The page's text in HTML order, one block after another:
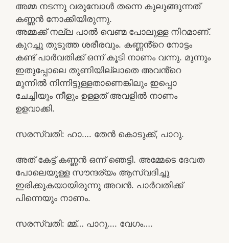
അമ്മ നടന്നു വരുമ്പോൾ തന്നെ കുലുങ്ങുന്നത്
കണ്ണൻ നോക്കിയിരുന്നു.
അമ്മക്ക് നല്ല പാൽ വെണ്മ പോലുള്ള നിറമാണ്.
കുറച്ചു തുടുത്ത ശരീരവും. കണ്ണൻ്റെ നോട്ടം
കണ്ട് പാർവതിക്ക് ഒന്ന് കൂടി നാണം വന്നു. മുന്നും
ഇതുപ്പോലെ തുണിയില്ലാതെ അവൻ്റെ
മുന്നിൽ നിന്നിട്ടുള്ളതാണെങ്കിലും ഇപ്പൊ
ചേച്ചിയും നീളും ഉള്ളത് അവളിൽ നാണം
ഉളവാക്കി.
സരസ്വതി: ഹാ…. തേൻ കൊടുക്ക്, പാറു.
അത് കേട്ട് കണ്ണൻ ഒന്ന് ഞെട്ടി. അമ്മേടെ ദേവത
പോലെയുള്ള സൗന്ദര്യം ആസ്വദിച്ചു
ഇരിക്കുകയായിരുന്നു അവൻ. പാർവതിക്ക്
പിന്നെയും നാണം.
സരസ്വതി: മ്മ്… പാറു…. വേഗം….